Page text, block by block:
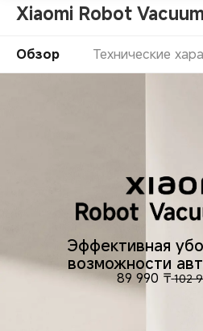
Xiaomi Robot
Обзор Технические
Эффективная
возможности
89 990 ₸ 102